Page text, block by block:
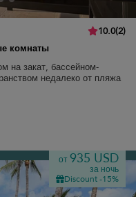
10.0(2)
комнаты
на закат, бассейном-
недалеко от пляжа
от 935 USD
за ночь
Discount -15%